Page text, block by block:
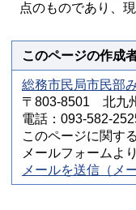
点のものであり、
このページの作成
総務市民局市民部
〒803-8501 北九
電話：093-582-
このページに関す
メールフォームよ
メールを送信（メ